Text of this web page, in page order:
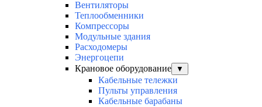
Вентиляторы
Теплообменники
Компрессоры
Модульные здания
Расходомеры
Энергоцепи
Крановое оборудование
▼
Кабельные тележки
Пульты управления
Кабельные барабаны